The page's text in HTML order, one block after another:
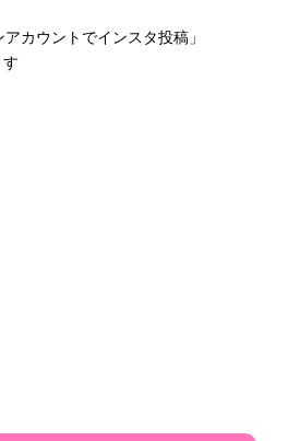
カウントでインスタ投稿」